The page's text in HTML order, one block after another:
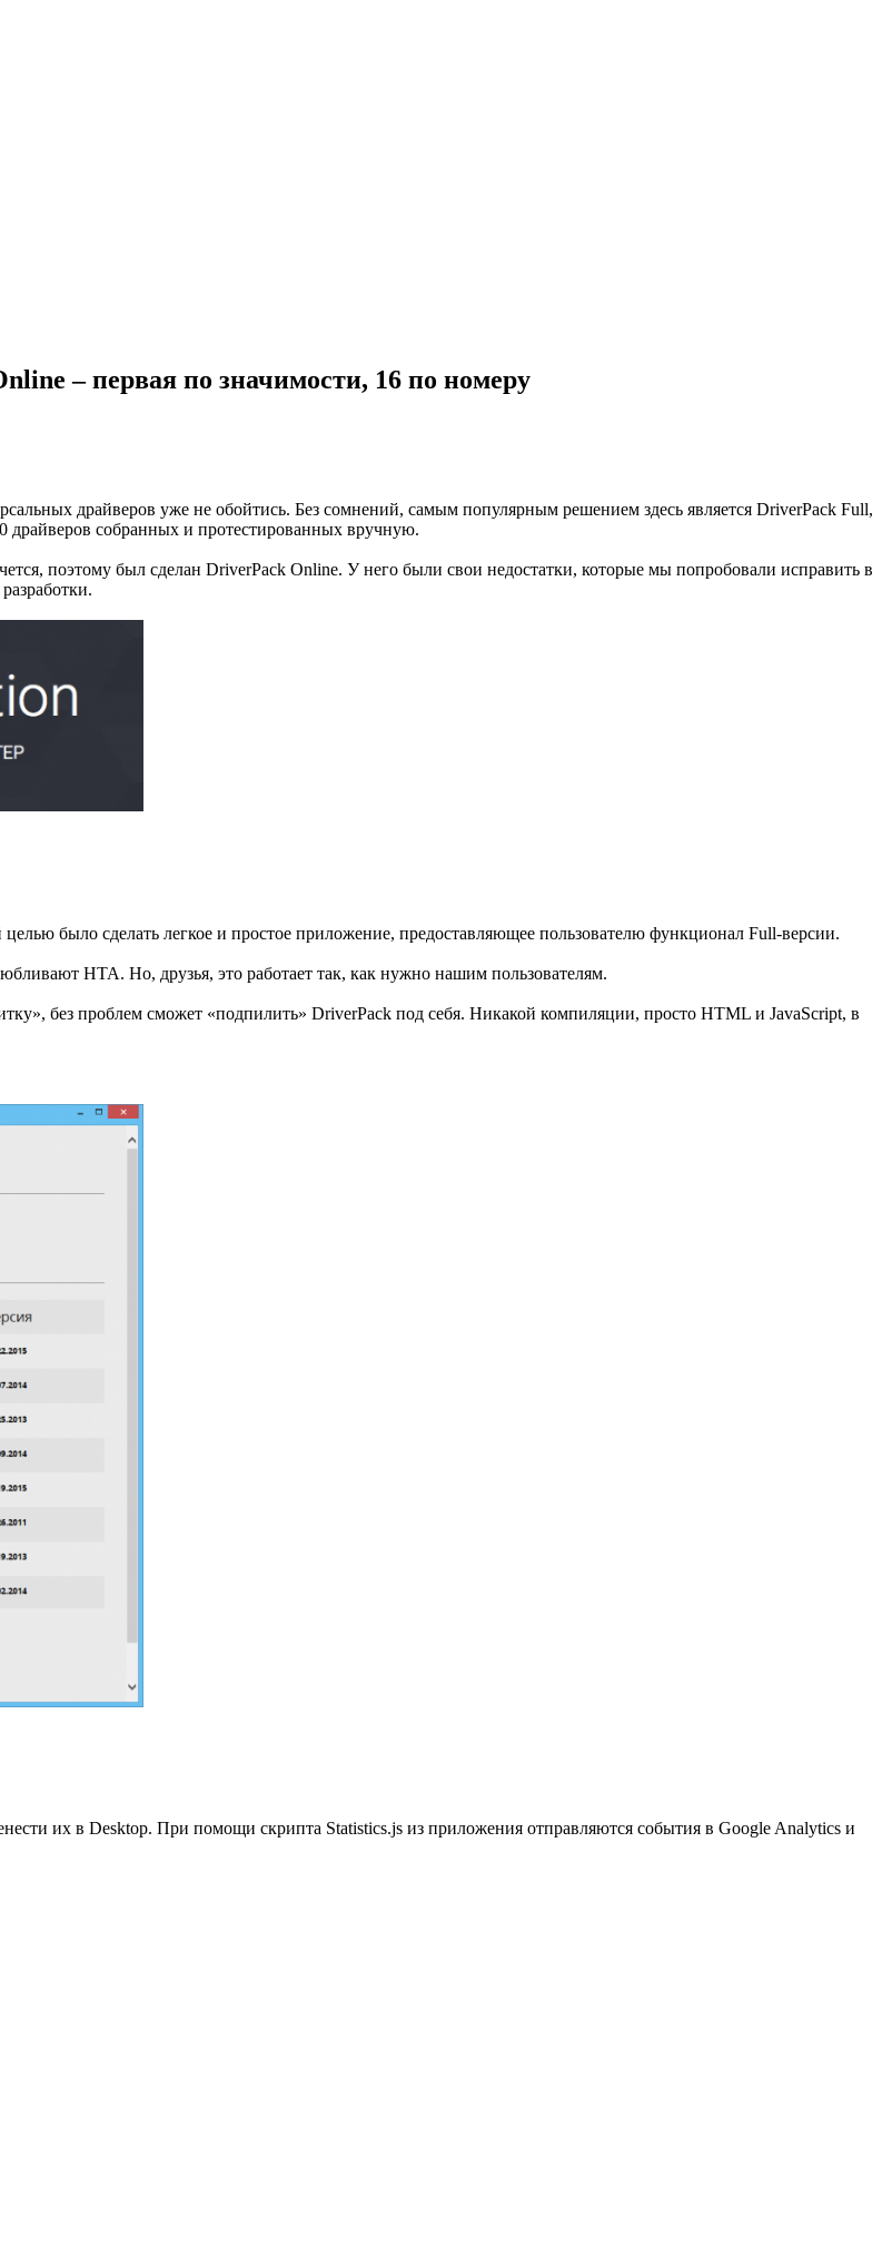
– первая по значимости, 16 по номеру
драйверов уже не обойтись. Без сомнений, самым популярным решением здесь является DriverPack Full,
драйверов собранных и протестированных вручную.
поэтому был сделан DriverPack Online. У него были свои недостатки, которые мы попробовали исправить в
было сделать легкое и простое приложение, предоставляющее пользователю функционал Full-версии.
HTA. Но, друзья, это работает так, как нужно нашим пользователям.
без проблем сможет «подпилить» DriverPack под себя. Никакой компиляции, просто HTML и JavaScript, в
их в Desktop. При помощи скрипта Statistics.js из приложения отправляются события в Google Analytics и